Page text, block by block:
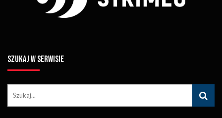
SZUKAJ W SERWISIE